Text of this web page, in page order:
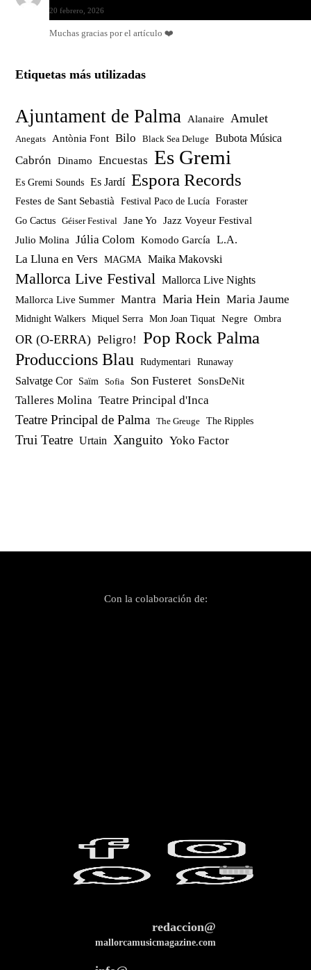
20 febrero, 2026
Muchas gracias por el artículo ❤️
Etiquetas más utilizadas
Ajuntament de Palma Alanaire Amulet
Anegats Antònia Font Bilo Black Sea Deluge Bubota Música
Cabrón Dinamo Encuestas Es Gremi
Es Gremi Sounds Es Jardí Espora Records
Festes de Sant Sebastià Festival Paco de Lucía Foraster
Go Cactus Géiser Festival Jane Yo
Jazz Voyeur Festival
Julio Molina
Júlia Colom Komodo García L.A.
La Lluna en Vers MAGMA Maika Makovski
Mallorca Live Festival Mallorca Live Nights
Mallorca Live Summer Mantra Maria Hein Maria Jaume
Midnight Walkers Miquel Serra Mon Joan Tiquat Negre Ombra
OR (O-ERRA) Peligro!
Pop Rock Palma
Produccions Blau
Rudymentari Runaway
Salvatge Cor Saïm Sofia Son Fusteret SonsDeNit
Talleres Molina Teatre Principal d'Inca
Teatre Principal de Palma The Greuge The Ripples
Trui Teatre Urtain Xanguito Yoko Factor
Con la colaboración de:
redaccion@
mallorcamusicmagazine.com